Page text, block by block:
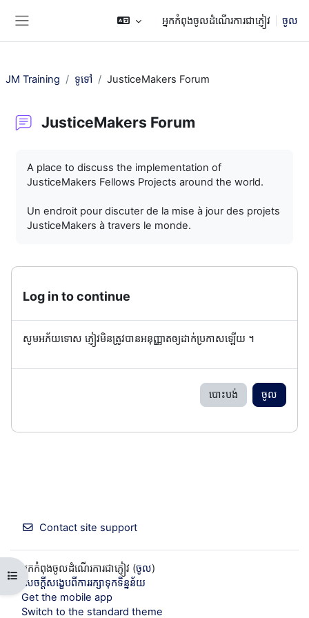
អ្នកកំពុងចូលដំណើរការជាភ្ញៀវ ចូល
Open course index
JM Training ទូទៅ JusticeMakers Forum
JusticeMakers Forum
A place to discuss the implementation of
JusticeMakers Fellows Projects around the world.
Un endroit pour discuter de la mise à jour des projets
JusticeMakers à travers le monde.
Log in to continue
សូមអភ័យទោស ភ្ញៀវមិនត្រូវបានអនុញ្ញាតឲ្យដាក់ប្រកាសឡើយ ។
បោះបង់ ចូល
Contact site support
អ្នកកំពុងចូលដំណើរការជាភ្ញៀវ (ចូល)
សេចក្តីសង្ខេបពីការរក្សាទុកទិន្នន័យ
Get the mobile app
Switch to the standard theme